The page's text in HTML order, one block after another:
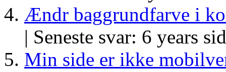
Ændr baggrundfarve i
| Seneste svar: 6 years
Min side er ikke